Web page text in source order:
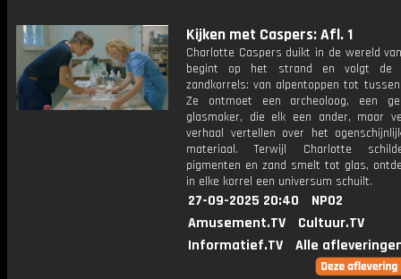
Kijken met Caspers: Afl. 1
Charlotte Caspers duikt in de wereld
begint op het strand en volgt de
zandkorrels: van alpentoppen tot
Ze ontmoet een archeoloog, een
glasmaker, die elk een ander, maar
verhaal vertellen over het
materiaal. Terwijl Charlotte
pigmenten en zand smelt tot glas,
in elke korrel een universum schuilt.
27-09-2025 20:40
NPO2
Amusement.TV
Cultuur.TV
Informatief.TV
Alle